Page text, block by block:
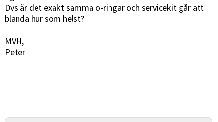
Dvs är det exakt samma o-ringar och servicekit går att
blanda hur som helst?
MVH,
Peter